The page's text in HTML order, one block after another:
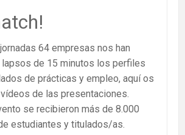
64 empresas nos han
de 15 minutos los perfiles
de prácticas y empleo, aquí os
de las presentaciones.
se recibieron más de 8.000
estudiantes y titulados/as.